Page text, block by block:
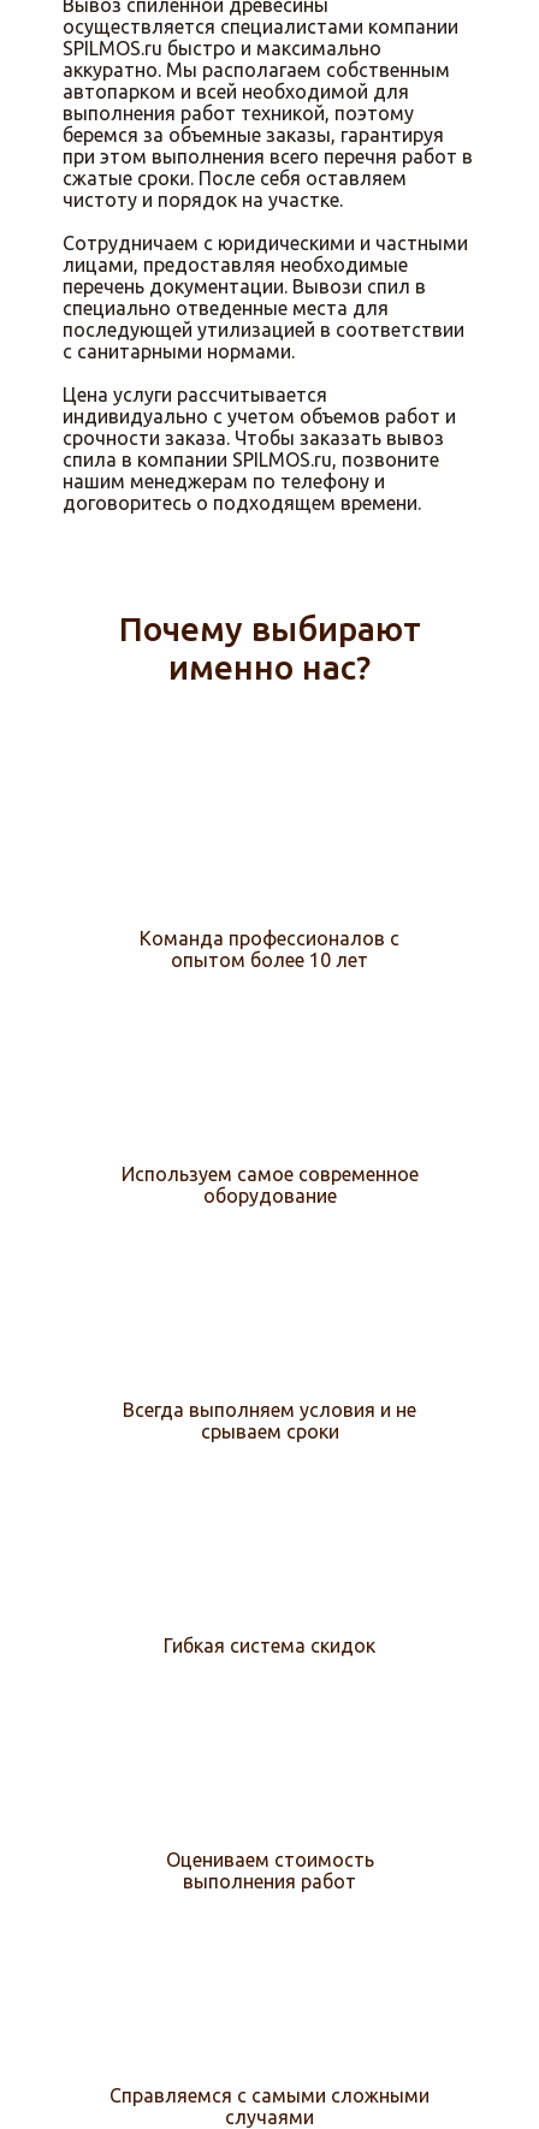
Вывоз спиленной древесины
осуществляется специалистами компании
SPILMOS.ru быстро и максимально
аккуратно. Мы располагаем собственным
автопарком и всей необходимой для
выполнения работ техникой, поэтому
беремся за объемные заказы, гарантируя
при этом выполнения всего перечня работ в
сжатые сроки. После себя оставляем
чистоту и порядок на участке.
Сотрудничаем с юридическими и частными
лицами, предоставляя необходимые
перечень документации. Вывози спил в
специально отведенные места для
последующей утилизацией в соответствии
с санитарными нормами.
Цена услуги рассчитывается
индивидуально с учетом объемов работ и
срочности заказа. Чтобы заказать вывоз
спила в компании SPILMOS.ru, позвоните
нашим менеджерам по телефону и
договоритесь о подходящем времени.
Почему выбирают
именно нас?
Команда профессионалов с
опытом более 10 лет
Используем самое современное
оборудование
Всегда выполняем условия и не
срываем сроки
Гибкая система скидок
Оцениваем стоимость
выполнения работ
Справляемся с самыми сложными
случаями